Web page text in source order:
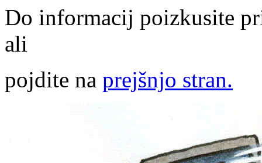
Do informacij poizkusite
ali
pojdite na prejšnjo stran.